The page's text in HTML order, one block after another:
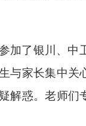
加了银川、中
与家长集中
解惑。老师